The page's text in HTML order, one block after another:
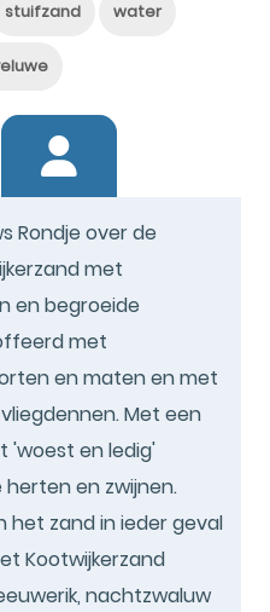
stuifzand water
Rondje over de
met
en begroeide
met
en maten en met
Met een
'woest en ledig'
en zwijnen.
het zand in ieder geval
Kootwijkerzand
nachtzwaluw